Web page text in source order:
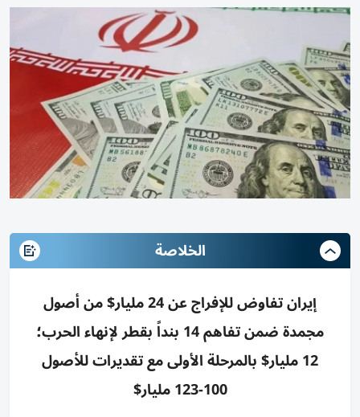
الخلاصة
إيران تفاوض للإفراج عن 24 مليار$ من أصول
مجمدة ضمن تفاهم 14 بنداً بقطر لإنهاء الحرب؛
12 مليار$ بالمرحلة الأولى مع تقديرات للأصول
100-123 مليار$